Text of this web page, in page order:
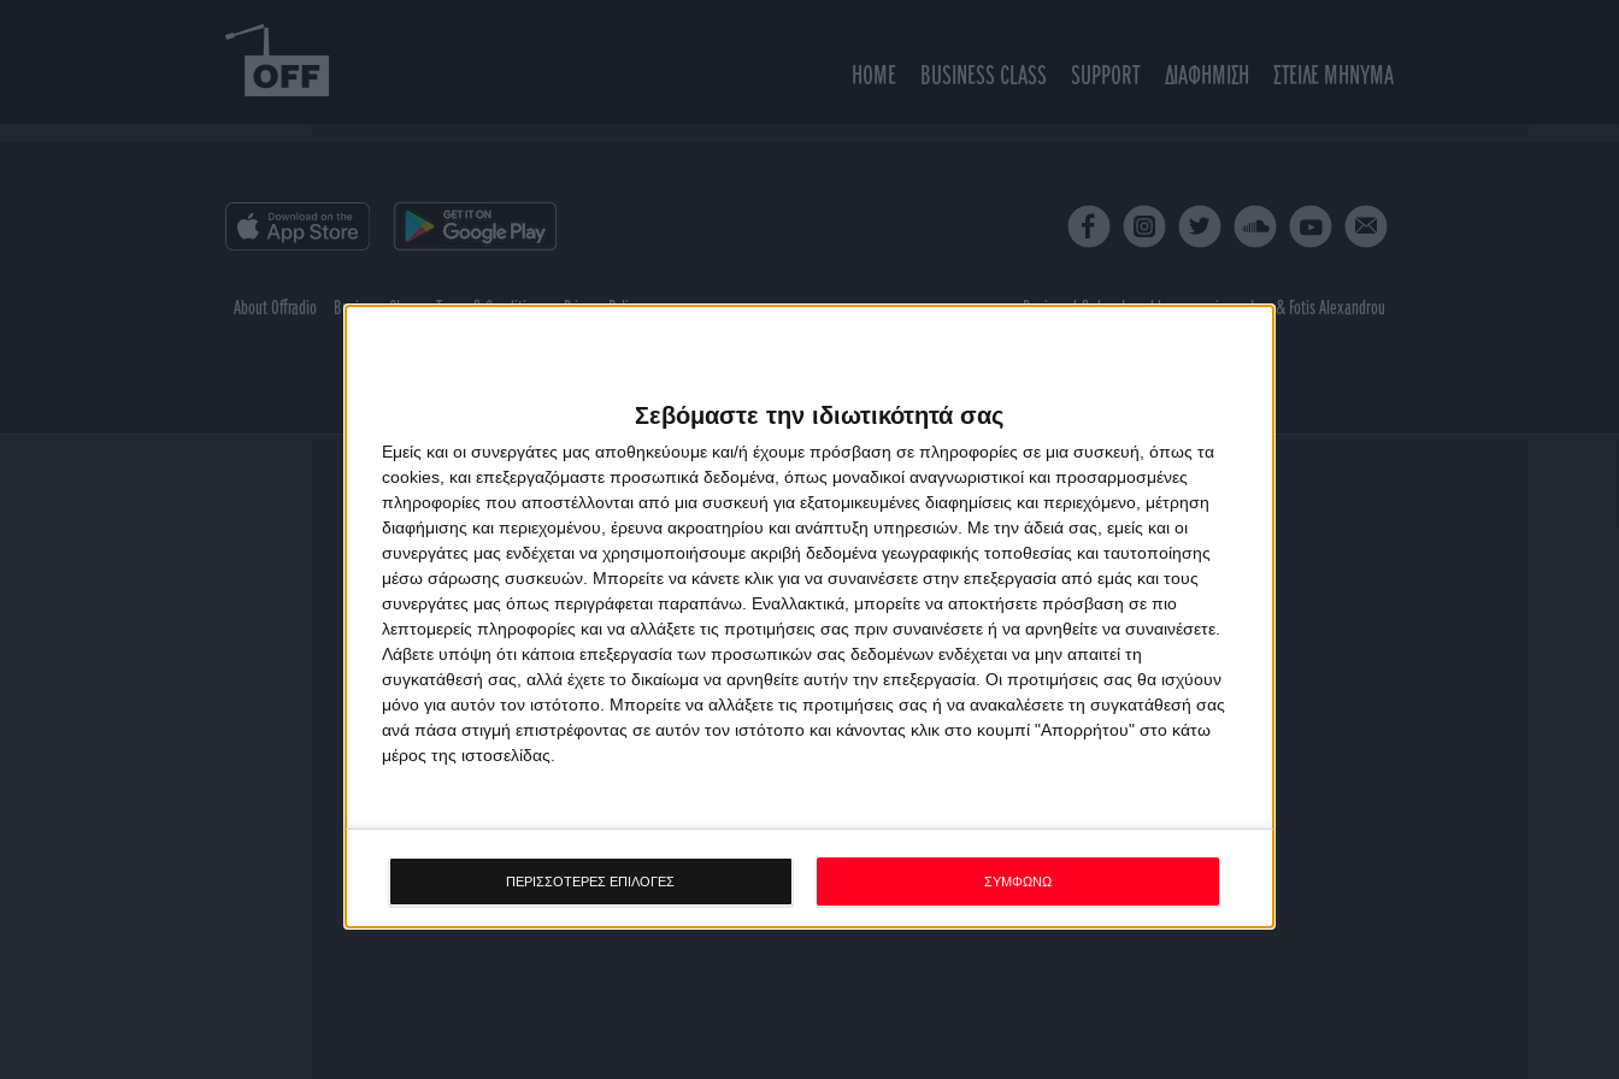
Σεβόμαστε την ιδιωτικότητά σας
Εμείς και οι συνεργάτες μας αποθηκεύουμε και/ή έχουμε πρόσβαση σε πληροφορίες σε μια συσκευή, όπως τα
cookies, και επεξεργαζόμαστε προσωπικά δεδομένα, όπως μοναδικοί αναγνωριστικοί και προσαρμοσμένες
πληροφορίες που αποστέλλονται από μια συσκευή για εξατομικευμένες διαφημίσεις και περιεχόμενο, μέτρηση
διαφήμισης και περιεχομένου, έρευνα ακροατηρίου και ανάπτυξη υπηρεσιών. Με την άδειά σας, εμείς και οι
συνεργάτες μας ενδέχεται να χρησιμοποιήσουμε ακριβή δεδομένα γεωγραφικής τοποθεσίας και ταυτοποίησης
μέσω σάρωσης συσκευών. Μπορείτε να κάνετε κλικ για να συναινέσετε στην επεξεργασία από εμάς και τους
συνεργάτες μας όπως περιγράφεται παραπάνω. Εναλλακτικά, μπορείτε να αποκτήσετε πρόσβαση σε πιο
λεπτομερείς πληροφορίες και να αλλάξετε τις προτιμήσεις σας πριν συναινέσετε ή να αρνηθείτε να συναινέσετε.
Λάβετε υπόψη ότι κάποια επεξεργασία των προσωπικών σας δεδομένων ενδέχεται να μην απαιτεί τη
συγκατάθεσή σας, αλλά έχετε το δικαίωμα να αρνηθείτε αυτήν την επεξεργασία. Οι προτιμήσεις σας θα ισχύουν
μόνο για αυτόν τον ιστότοπο. Μπορείτε να αλλάξετε τις προτιμήσεις σας ή να ανακαλέσετε τη συγκατάθεσή σας
ανά πάσα στιγμή επιστρέφοντας σε αυτόν τον ιστότοπο και κάνοντας κλικ στο κουμπί "Απορρήτου" στο κάτω
μέρος της ιστοσελίδας.
ΠΕΡΙΣΣΟΤΕΡΕΣ ΕΠΙΛΟΓΕΣ ΣΥΜΦΩΝΩ
HOME BUSINESS CLASS SUPPORT ΔΙΑΦΗΜΙΣΗ ΣΤΕΙΛΕ ΜΗΝΥΜΑ
About Offradio Business Class Terms & Conditions Privacy Policy Designed & developed byporcupine colors& Fotis Alexandrou